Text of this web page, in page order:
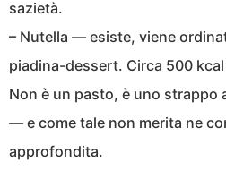
sazietà.
– Nutella — esiste, viene
piadina-dessert. Circa 500
Non è un pasto, è uno strappo
— e come tale non merita ne
approfondita.